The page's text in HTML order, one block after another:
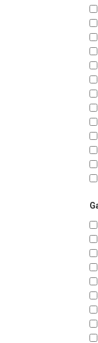
Masaj Facial si Drenaj
Plasturi ochi / nas /
Demachiant si Apa